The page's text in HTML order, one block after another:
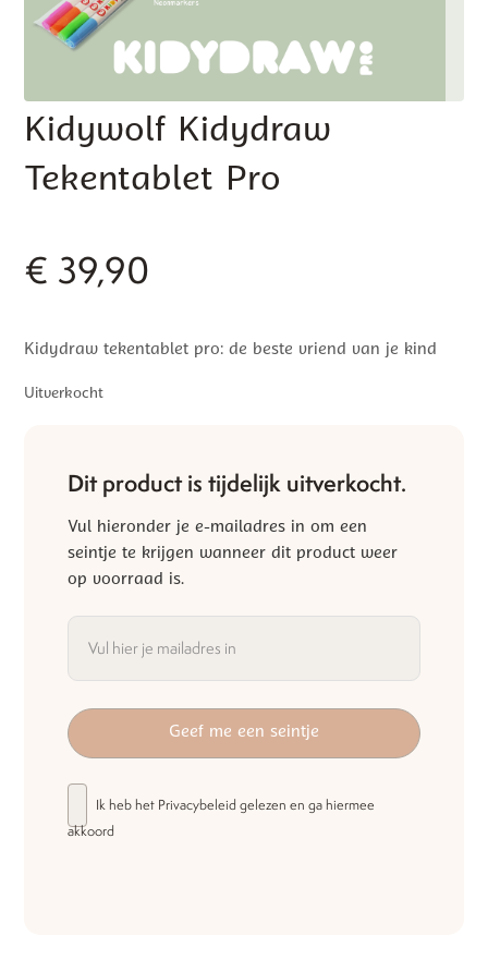
Kidywolf Kidydraw
Tekentablet Pro
€ 39,90
Kidydraw tekentablet pro: de beste vriend van je kind
Uitverkocht
Dit product is tijdelijk uitverkocht.
Vul hieronder je e-mailadres in om een
seintje te krijgen wanneer dit product weer
op voorraad is.
Ik heb het Privacybeleid gelezen en ga hiermee
akkoord